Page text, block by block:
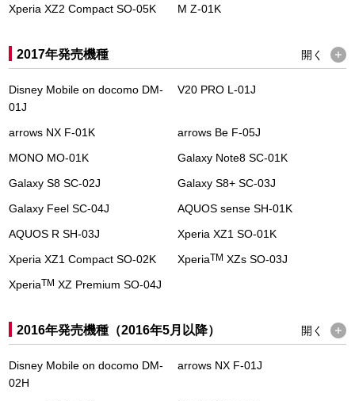
Xperia XZ2 Compact SO-05K
M Z-01K
2017年発売機種 開く
Disney Mobile on docomo DM-
01J
V20 PRO L-01J
arrows NX F-01K
arrows Be F-05J
MONO MO-01K
Galaxy Note8 SC-01K
Galaxy S8 SC-02J
Galaxy S8+ SC-03J
Galaxy Feel SC-04J
AQUOS sense SH-01K
AQUOS R SH-03J
Xperia XZ1 SO-01K
Xperia XZ1 Compact SO-02K
XperiaTM XZs SO-03J
XperiaTM XZ Premium SO-04J
2016年発売機種（2016年5月以降） 開く
Disney Mobile on docomo DM-
02H
arrows NX F-01J